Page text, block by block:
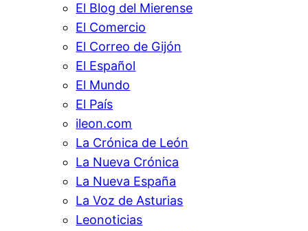
El Blog del Mierense
El Comercio
El Correo de Gijón
El Español
El Mundo
El País
ileon.com
La Crónica de León
La Nueva Crónica
La Nueva España
La Voz de Asturias
Leonoticias